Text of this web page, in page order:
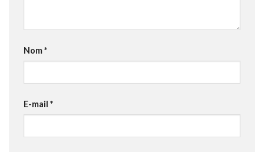
Nom*
E-mail *